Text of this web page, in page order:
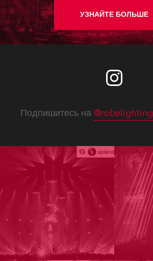
УЗНАЙТЕ БОЛЬШЕ
Подпишитесь на @robelighting